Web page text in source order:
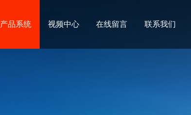
产品系统 视频中心 在线留言 联系我们